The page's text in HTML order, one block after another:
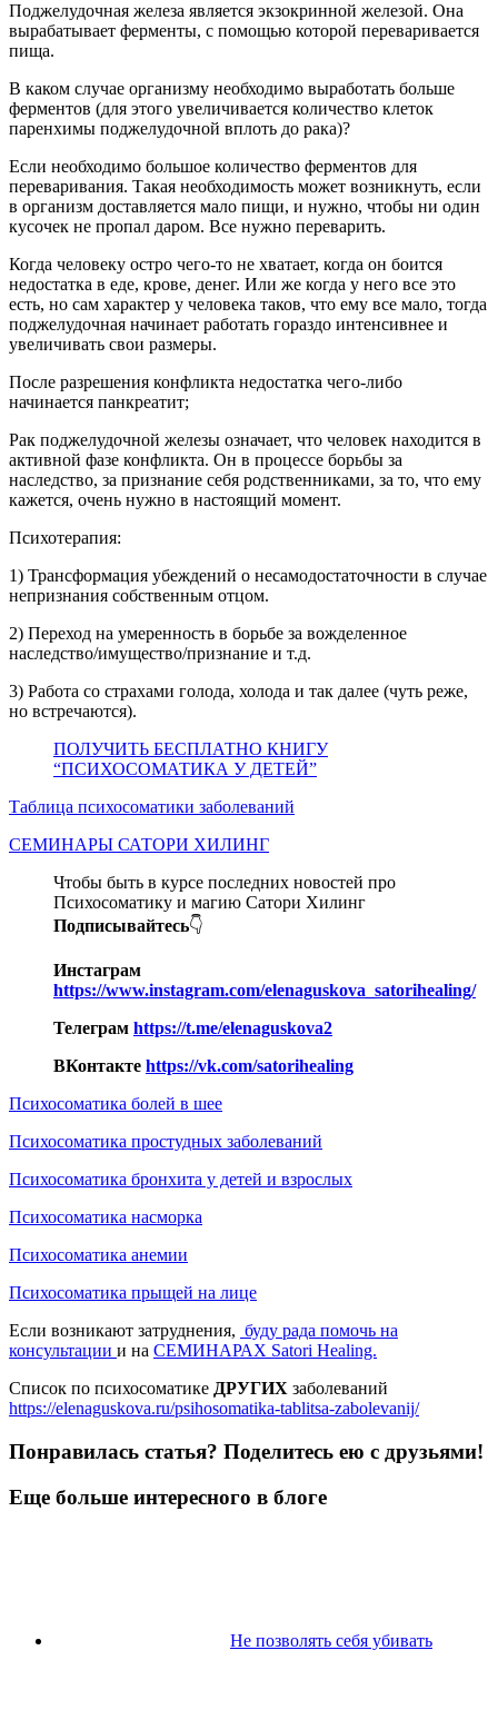
Поджелудочная железа является экзокринной железой. Она
вырабатывает ферменты, с помощью которой переваривается
пища.
В каком случае организму необходимо выработать больше
ферментов (для этого увеличивается количество клеток
паренхимы поджелудочной вплоть до рака)?
Если необходимо большое количество ферментов для
переваривания. Такая необходимость может возникнуть, если
в организм доставляется мало пищи, и нужно, чтобы ни один
кусочек не пропал даром. Все нужно переварить.
Когда человеку остро чего-то не хватает, когда он боится
недостатка в еде, крове, денег. Или же когда у него все это
есть, но сам характер у человека таков, что ему все мало, тогда
поджелудочная начинает работать гораздо интенсивнее и
увеличивать свои размеры.
После разрешения конфликта недостатка чего-либо
начинается панкреатит;
Рак поджелудочной железы означает, что человек находится в
активной фазе конфликта. Он в процессе борьбы за
наследство, за признание себя родственниками, за то, что ему
кажется, очень нужно в настоящий момент.
Психотерапия:
1) Трансформация убеждений о несамодостаточности в случае
непризнания собственным отцом.
2) Переход на умеренность в борьбе за вожделенное
наследство/имущество/признание и т.д.
3) Работа со страхами голода, холода и так далее (чуть реже,
но встречаются).
ПОЛУЧИТЬ БЕСПЛАТНО КНИГУ
“ПСИХОСОМАТИКА У ДЕТЕЙ”
Таблица психосоматики заболеваний
СЕМИНАРЫ САТОРИ ХИЛИНГ
Чтобы быть в курсе последних новостей про
Психосоматику и магию Сатори Хилинг
Подписывайтесь👇
Инстаграм
https://www.instagram.com/elenaguskova_satorihealing/
Телеграм https://t.me/elenaguskova2
ВКонтакте https://vk.com/satorihealing
Психосоматика болей в шее
Психосоматика простудных заболеваний
Психосоматика бронхита у детей и взрослых
Психосоматика насморка
Психосоматика анемии
Психосоматика прыщей на лице
Если возникают затруднения, буду рада помочь на
консультации и на СЕМИНАРАХ Satori Healing.
Список по психосоматике ДРУГИХ заболеваний
https://elenaguskova.ru/psihosomatika-tablitsa-zabolevanij/
Понравилась статья? Поделитесь ею с друзьями!
Еще больше интересного в блоге
Не позволять себя убивать